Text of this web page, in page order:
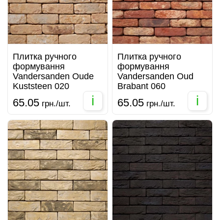
Плитка ручного
формування
Vandersanden Oude
Kuststeen 020
65.05 грн./шт. i
Плитка ручного
формування
Vandersanden Oud
Brabant 060
65.05 грн./шт. i